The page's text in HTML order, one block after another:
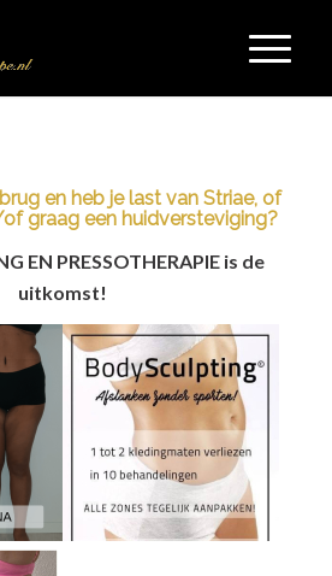
en heb je last van Striae, of
graag een huidversteviging?
EN PRESSOTHERAPIE is de
uitkomst!